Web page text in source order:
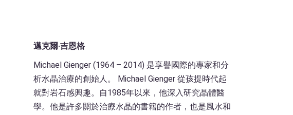
邁克爾·吉恩格
Michael Gienger (1964 – 2014) 是享譽國際的專家和分
析水晶治療的創始人。 Michael Gienger 從孩提時代起
就對岩石感興趣。自1985年以來，他深入研究晶體醫
學。他是許多關於治療水晶的書籍的作者，也是風水和